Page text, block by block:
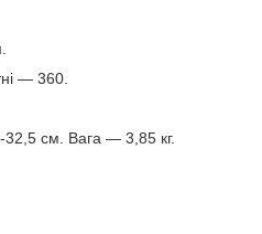
— 360.
см. Вага — 3,85 кг.